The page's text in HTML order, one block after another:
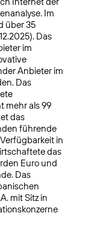
Im
über 35
Das
im
Anbieter im
Das
mehr als 99
das
führende
in
das
Euro und
Das
mit Sitz in